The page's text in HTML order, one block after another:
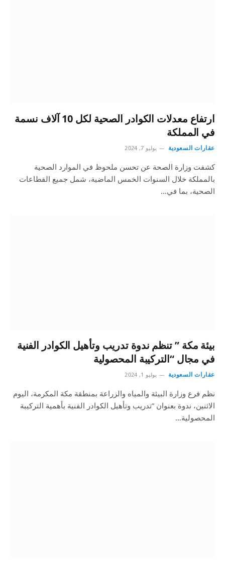
ارتفاع معدلات الكوادر الصحية لكل 10 آلاف نسمة
في المملكة
عقارات السعودية يوليو 7, 2024
كشفت وزارة الصحة عن تحسن ملحوظ في الموارد الصحية
بالمملكة خلال السنوات الخمس الماضية، شمل جميع القطاعات
الصحية، بما في…
بيئة مكة ” تنظم ندوة تدريب وتأهيل الكوادر الفنية
في مجال “التركيبة المحصولية
عقارات السعودية يوليو 1, 2024
نظم فرع وزارة البيئة والمياه والزراعة بمنطقة مكة المكرمة، اليوم
الاثنين، ندوة بعنوان “تدريب وتأهيل الكوادر الفنية بأهمية التركيبة
المحصولية…